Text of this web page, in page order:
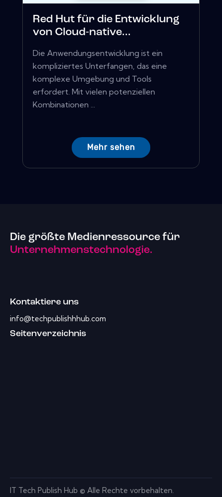
Red Hut für die Entwicklung
von Cloud-native...
Die Anwendungsentwicklung ist ein
kompliziertes Unterfangen, das eine
komplexe Umgebung und Tools
erfordert. Mit vielen potenziellen
Kombinationen ...
Mehr sehen
Die größte Medienressource für
Unternehmenstechnologie.
Kontaktiere uns
info@techpublishhhub.com
Seitenverzeichnis
IT Tech Publish Hub © Alle Rechte vorbehalten.